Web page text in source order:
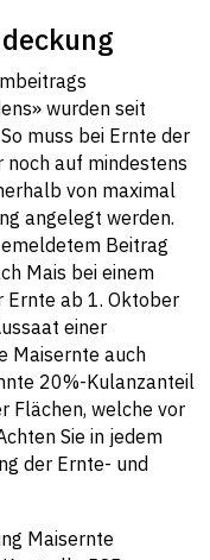
wurden seit
muss bei Ernte der
auf mindestens
von maximal
angelegt werden.
Beitrag
Mais bei einem
Ernte ab 1. Oktober
einer
Maisernte auch
20%-Kulanzanteil
Flächen, welche vor
Sie in jedem
der Ernte- und